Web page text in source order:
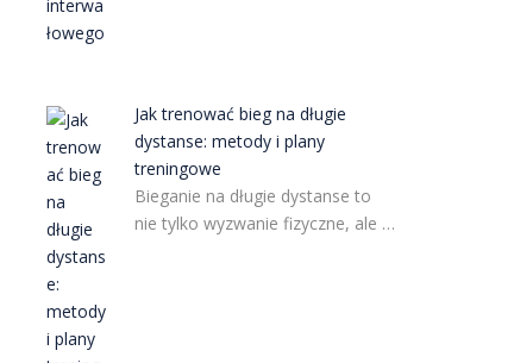
Jak trenować bieg na długie
dystanse: metody i plany
treningowe
Bieganie na długie dystanse to
nie tylko wyzwanie fizyczne, ale …